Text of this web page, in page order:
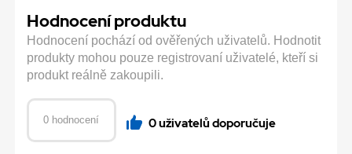
Hodnocení produktu
Hodnocení pochází od ověřených uživatelů. Hodnotit
produkty mohou pouze registrovaní uživatelé, kteří si
produkt reálně zakoupili.
0 hodnocení 0 uživatelů doporučuje